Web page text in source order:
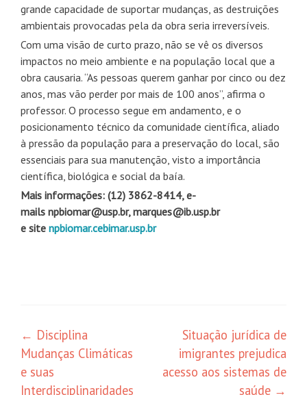
grande capacidade de suportar mudanças, as destruições
ambientais provocadas pela da obra seria irreversíveis.
Com uma visão de curto prazo, não se vê os diversos
impactos no meio ambiente e na população local que a
obra causaria. “As pessoas querem ganhar por cinco ou dez
anos, mas vão perder por mais de 100 anos”, afirma o
professor. O processo segue em andamento, e o
posicionamento técnico da comunidade científica, aliado
à pressão da população para a preservação do local, são
essenciais para sua manutenção, visto a importância
científica, biológica e social da baía.
Mais informações: (12) 3862-8414, e-
mails npbiomar@usp.br, marques@ib.usp.br
e site npbiomar.cebimar.usp.br
Navegação
de
posts
← Disciplina
Mudanças Climáticas
e suas
Interdisciplinaridades
Situação jurídica de
imigrantes prejudica
acesso aos sistemas de
saúde →